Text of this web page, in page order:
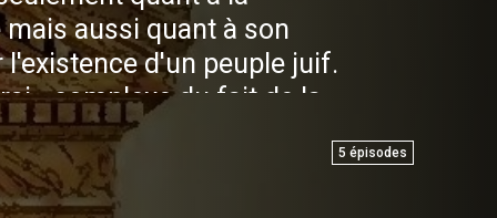
aussi quant à son
d'un peuple juif.
- complexe du fait de la
la permanence étonante
Hébreu du 6ème siècle
revenait, il pourrait
5 épisodes